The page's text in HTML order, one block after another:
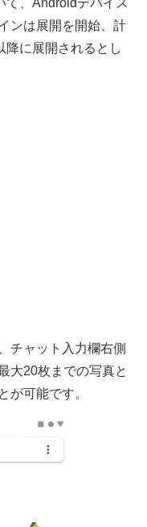
て、Androidデバイス
ンは展開を開始、計
降に展開されるとし
チャット入力欄右側
大20枚までの写真と
が可能です。